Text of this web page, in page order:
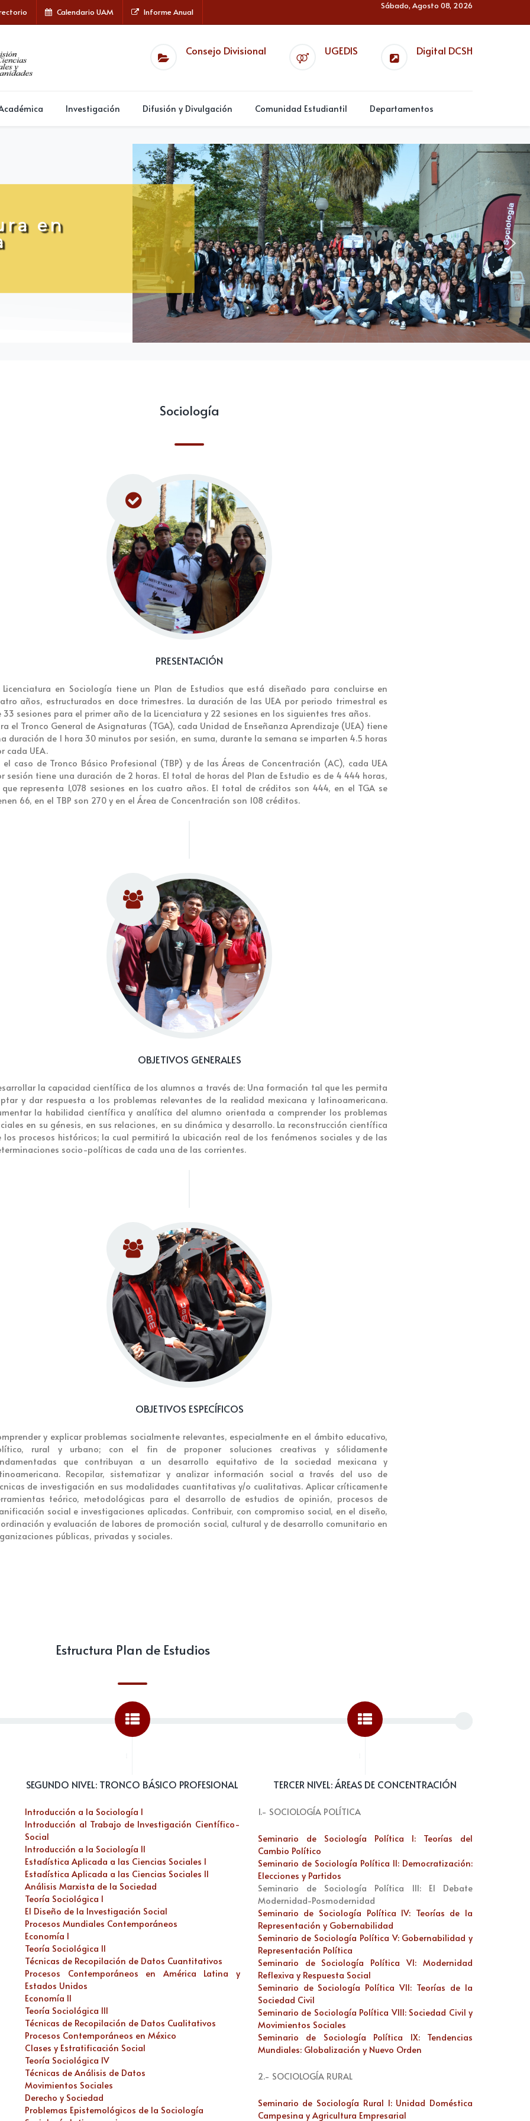
Calendario UAM Informe Anual
Sábado, Agosto 08, 2026
Consejo Divisional UGEDIS Digital DCSH
Investigación Difusión y Divulgación Comunidad Estudiantil Departamentos
en
en
Sociología
PRESENTACIÓN
Licenciatura en Sociología tiene un Plan de Estudios que está diseñado para concluirse en
años, estructurados en doce trimestres. La duración de las UEA por periodo trimestral es
33 sesiones para el primer año de la Licenciatura y 22 sesiones en los siguientes tres años.
el Tronco General de Asignaturas (TGA), cada Unidad de Enseñanza Aprendizaje (UEA) tiene
duración de 1 hora 30 minutos por sesión, en suma, durante la semana se imparten 4.5 horas
cada UEA.
el caso de Tronco Básico Profesional (TBP) y de las Áreas de Concentración (AC), cada UEA
sesión tiene una duración de 2 horas. El total de horas del Plan de Estudio es de 4 444 horas,
representa 1,078 sesiones en los cuatro años. El total de créditos son 444, en el TGA se
66, en el TBP son 270 y en el Área de Concentración son 108 créditos.
OBJETIVOS GENERALES
la capacidad científica de los alumnos a través de: Una formación tal que les permita
y dar respuesta a los problemas relevantes de la realidad mexicana y latinoamericana.
la habilidad científica y analítica del alumno orientada a comprender los problemas
en su génesis, en sus relaciones, en su dinámica y desarrollo. La reconstrucción científica
los procesos históricos; la cual permitirá la ubicación real de los fenómenos sociales y de las
socio-políticas de cada una de las corrientes.
OBJETIVOS ESPECÍFICOS
y explicar problemas socialmente relevantes, especialmente en el ámbito educativo,
rural y urbano; con el fin de proponer soluciones creativas y sólidamente
que contribuyan a un desarrollo equitativo de la sociedad mexicana y
Recopilar, sistematizar y analizar información social a través del uso de
de investigación en sus modalidades cuantitativas y/o cualitativas. Aplicar críticamente
teórico, metodológicas para el desarrollo de estudios de opinión, procesos de
social e investigaciones aplicadas. Contribuir, con compromiso social, en el diseño,
y evaluación de labores de promoción social, cultural y de desarrollo comunitario en
públicas, privadas y sociales.
Estructura Plan de Estudios
SEGUNDO NIVEL: TRONCO BÁSICO PROFESIONAL
Introducción a la Sociología I
Introducción al Trabajo de Investigación Científico-
Social
Introducción a la Sociología II
Estadística Aplicada a las Ciencias Sociales I
Estadística Aplicada a las Ciencias Sociales II
Análisis Marxista de la Sociedad
Teoría Sociológica I
El Diseño de la Investigación Social
Procesos Mundiales Contemporáneos
Economía I
Teoría Sociológica II
Técnicas de Recopilación de Datos Cuantitativos
Procesos Contemporáneos en América Latina y
Estados Unidos
Economía II
Teoría Sociológica III
Técnicas de Recopilación de Datos Cualitativos
Procesos Contemporáneos en México
Clases y Estratificación Social
Teoría Sociológica IV
Técnicas de Análisis de Datos
Movimientos Sociales
Derecho y Sociedad
Problemas Epistemológicos de la Sociología
TERCER NIVEL: ÁREAS DE CONCENTRACIÓN
1.- SOCIOLOGÍA POLÍTICA
Seminario de Sociología Política I: Teorías del
Cambio Político
Seminario de Sociología Política II: Democratización:
Elecciones y Partidos
Seminario de Sociología Política III: El Debate
Modernidad-Posmodernidad
Seminario de Sociología Política IV: Teorías de la
Representación y Gobernabilidad
Seminario de Sociología Política V: Gobernabilidad y
Representación Política
Seminario de Sociología Política VI: Modernidad
Reflexiva y Respuesta Social
Seminario de Sociología Política VII: Teorías de la
Sociedad Civil
Seminario de Sociología Política VIII: Sociedad Civil y
Movimientos Sociales
Seminario de Sociología Política IX: Tendencias
Mundiales: Globalización y Nuevo Orden
2.- SOCIOLOGÍA RURAL
Seminario de Sociología Rural I: Unidad Doméstica
Campesina y Agricultura Empresarial